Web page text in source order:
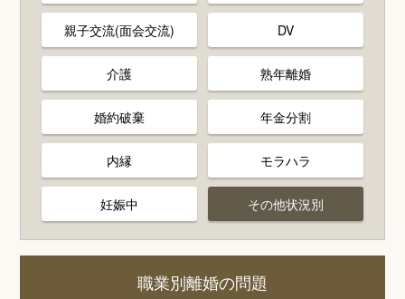
親子交流(面会交流) DV
介護 熟年離婚
婚約破棄 年金分割
内縁 モラハラ
妊娠中 その他状況別
職業別離婚の問題